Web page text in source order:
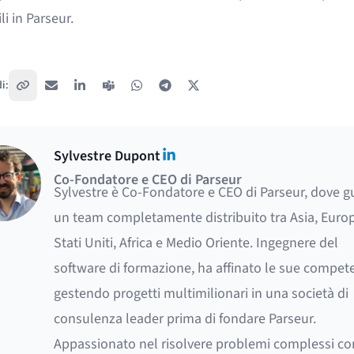
in Parseur.
Copia link
Email LinkedInTeams WhatsAppTelegram
Sylvestre DupontLinkedIn
Co-Fondatore e CEO di Parseur
Sylvestre è Co-Fondatore e CEO di Parseur, dove
un team completamente distribuito tra Asia,
Stati Uniti, Africa e Medio Oriente. Ingegnere del
software di formazione, ha affinato le sue
gestendo progetti multimilionari in una società di
consulenza leader prima di fondare Parseur.
Appassionato nel risolvere problemi complessi